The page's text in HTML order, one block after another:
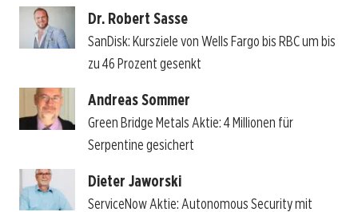
Dr. Robert Sasse
SanDisk: Kursziele von Wells Fargo bis RBC um bis
zu 46 Prozent gesenkt
Andreas Sommer
Green Bridge Metals Aktie: 4 Millionen für
Serpentine gesichert
Dieter Jaworski
ServiceNow Aktie: Autonomous Security mit